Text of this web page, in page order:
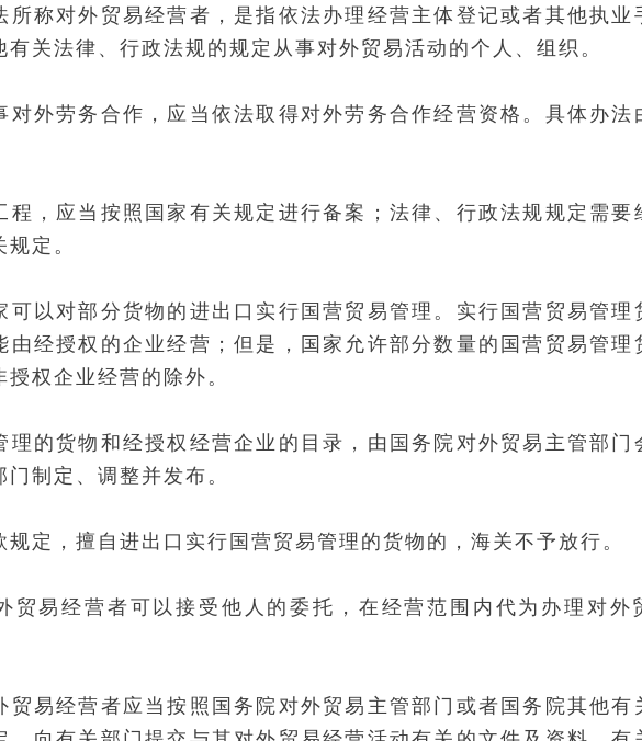
称对外贸易经营者，是指依法办理经营主体登记或者其他执业
关法律、行政法规的规定从事对外贸易活动的个人、组织。
外劳务合作，应当依法取得对外劳务合作经营资格。具体办法
程，应当按照国家有关规定进行备案；法律、行政法规规定需要
定。
以对部分货物的进出口实行国营贸易管理。实行国营贸易管理
由经授权的企业经营；但是，国家允许部分数量的国营贸易管理
权企业经营的除外。
理的货物和经授权经营企业的目录，由国务院对外贸易主管部门
制定、调整并发布。
定，擅自进出口实行国营贸易管理的货物的，海关不予放行。
易经营者可以接受他人的委托，在经营范围内代为办理对外
易经营者应当按照国务院对外贸易主管部门或者国务院其他有